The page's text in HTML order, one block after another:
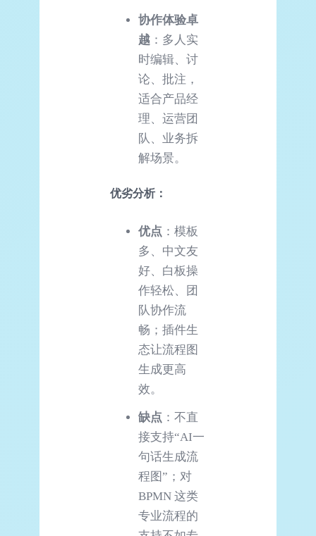
协作体验卓
越 ：多人实
时编辑、讨
论、批注，
适合产品经
理、运营团
队、业务拆
解场景。
优劣分析：
优点 ：模板
多、中文友
好、白板操
作轻松、团
队协作流
畅；插件生
态让流程图
生成更高
效。
缺点 ：不直
接支持“AI一
句话生成流
程图”；对
BPMN 这类
专业流程的